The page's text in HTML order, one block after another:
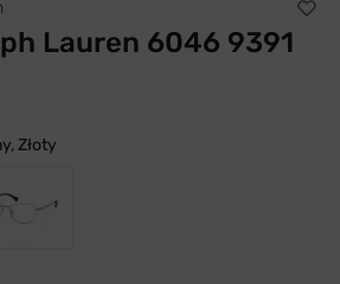
Lauren 6046 9391
Złoty